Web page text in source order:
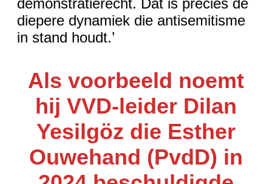
demonstratierecht. Dat is precies de
diepere dynamiek die antisemitisme
in stand houdt.’
Als voorbeeld noemt
hij VVD-leider Dilan
Yesilgöz die Esther
Ouwehand (PvdD) in